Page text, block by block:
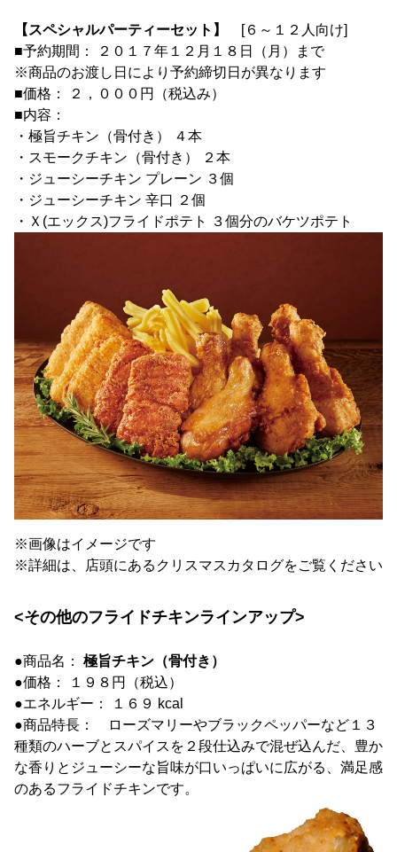
【スペシャルパーティーセット】
[６～１２人向け]
■予約期間： ２０１７年１２月１８日（月）まで
※商品のお渡し日により予約締切日が異なります
■価格： ２，０００円（税込み）
■内容：
・極旨チキン（骨付き） ４本
・スモークチキン（骨付き） ２本
・ジューシーチキン プレーン ３個
・ジューシーチキン 辛口 ２個
・Ｘ(エックス)フライドポテト ３個分のバケツポテト
※画像はイメージです
※詳細は、店頭にあるクリスマスカタログをご覧ください
<その他のフライドチキンラインアップ>
●商品名：
極旨チキン（骨付き）
●価格： １９８円（税込）
●エネルギー： １６９ kcal
●商品特長： ローズマリーやブラックペッパーなど１３
種類のハーブとスパイスを２段仕込みで混ぜ込んだ、豊か
な香りとジューシーな旨味が口いっぱいに広がる、満足感
のあるフライドチキンです。